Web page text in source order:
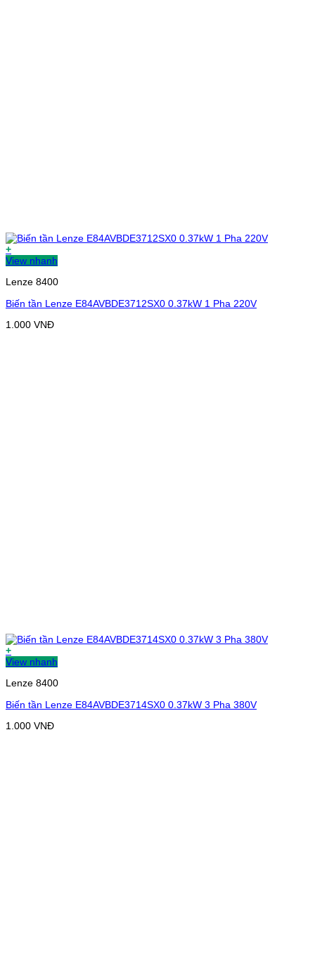
+
View nhanh
Lenze 8400
Biến tần Lenze E84AVBDE3712SX0 0.37kW 1 Pha 220V
1.000 VNĐ
+
View nhanh
Lenze 8400
Biến tần Lenze E84AVBDE3714SX0 0.37kW 3 Pha 380V
1.000 VNĐ